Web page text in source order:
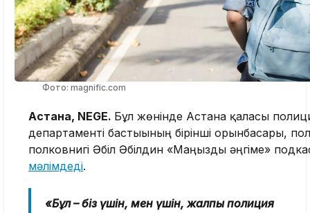
Фото: magnific.com
Астана, NEGE. Бұл жөнінде Астана қаласы
департаменті бастығының бірінші орынбасары,
полковнигі Әбіл Әбілдин «Маңызды әңгіме»
мәлімдеді.
«Бұл – біз үшін, мен үшін, жалпы полиция